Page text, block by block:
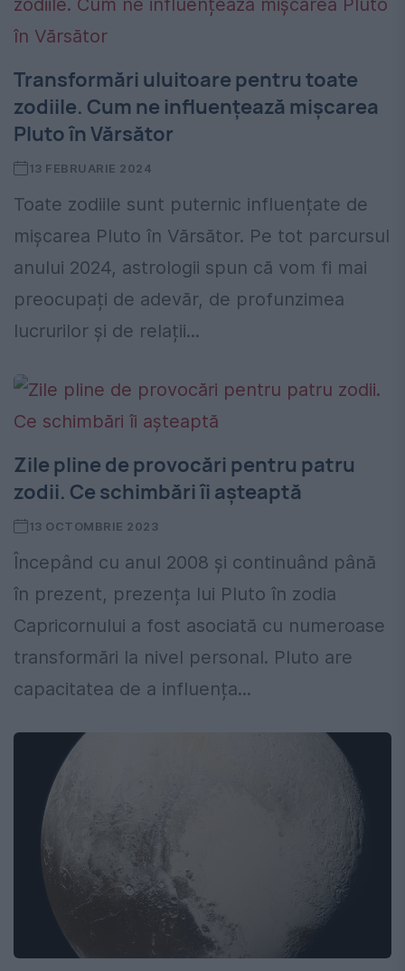
Transformări uluitoare pentru toate
zodiile. Cum ne influențează mișcarea
Pluto în Vărsător
13 FEBRUARIE 2024
Toate zodiile sunt puternic influențate de
mișcarea Pluto în Vărsător. Pe tot parcursul
anului 2024, astrologii spun că vom fi mai
preocupați de adevăr, de profunzimea
lucrurilor și de relații...
Zile pline de provocări pentru patru
zodii. Ce schimbări îi așteaptă
13 OCTOMBRIE 2023
Începând cu anul 2008 și continuând până
în prezent, prezența lui Pluto în zodia
Capricornului a fost asociată cu numeroase
transformări la nivel personal. Pluto are
capacitatea de a influența...